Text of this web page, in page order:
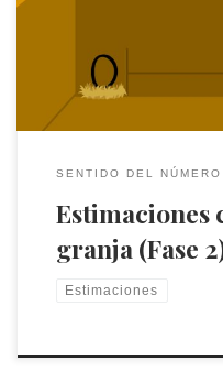
SENTIDO DEL NÚMERO
Estimaciones
granja (Fase
Estimaciones